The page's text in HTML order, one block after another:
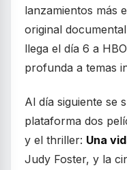
lanzamientos más
original documental
llega el día 6 a
profunda a temas
Al día siguiente se
plataforma dos
y el thriller: Una
Judy Foster, y la